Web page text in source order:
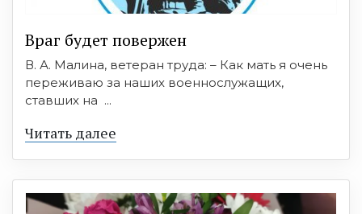
Враг будет повержен
В. А. Малина, ветеран труда: – Как мать я очень
переживаю за наших военнослужащих,
ставших на ...
Читать далее